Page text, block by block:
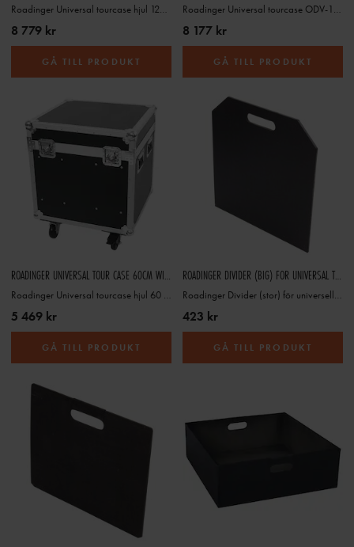
Roadinger Universal tourcase hjul 120 cm
8 779 kr
GÅ TILL PRODUKT
Roadinger Universal tourcase ODV-1 hjul 120 cm
8 177 kr
GÅ TILL PRODUKT
ROADINGER UNIVERSAL TOUR CASE 60CM WITH WHEELS
Roadinger Universal tourcase hjul 60 cm
5 469 kr
GÅ TILL PRODUKT
ROADINGER DIVIDER (BIG) FOR UNIVERSAL TOUR CASE
Roadinger Divider (stor) för universell tourcase
423 kr
GÅ TILL PRODUKT